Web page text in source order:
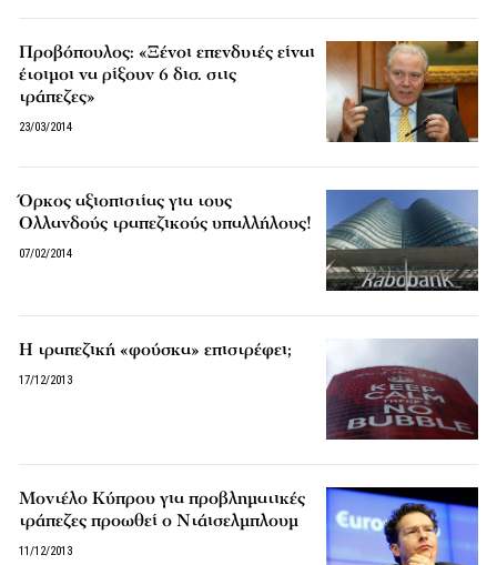
Προβόπουλος: «Ξένοι επενδυτές είναι
έτοιμοι να ρίξουν 6 δισ. στις
τράπεζες»
23/03/2014
Όρκος αξιοπιστίας για τους
Ολλανδούς τραπεζικούς υπαλλήλους!
07/02/2014
Η τραπεζική «φούσκα» επιστρέφει;
17/12/2013
Μοντέλο Κύπρου για προβληματικές
τράπεζες προωθεί ο Ντάισελμπλουμ
11/12/2013